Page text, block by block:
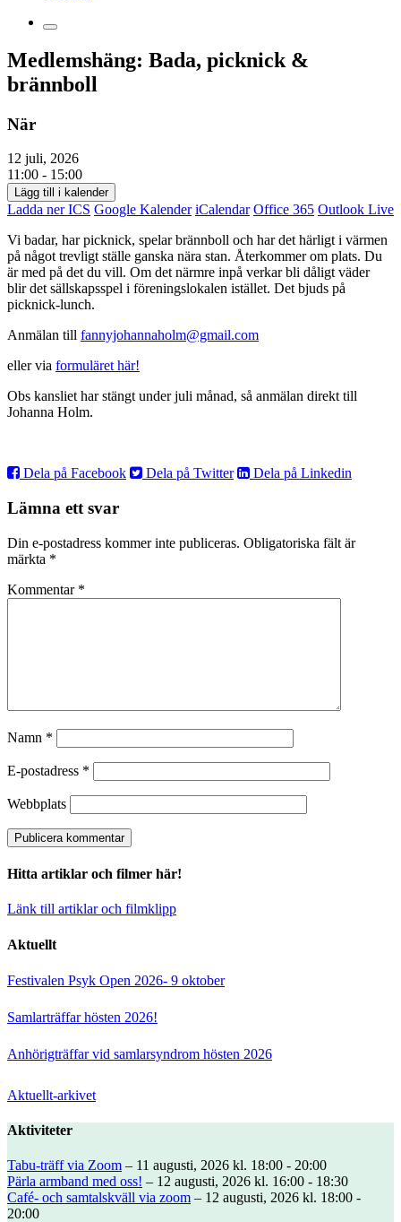
Medlemshäng: Bada, picknick &
brännboll
När
12 juli, 2026
11:00 - 15:00
Lägg till i kalender
Ladda ner ICS Google Kalender iCalendar Office 365 Outlook Live
Vi badar, har picknick, spelar brännboll och har det härligt i värmen
på något trevligt ställe ganska nära stan. Återkommer om plats. Du
är med på det du vill. Om det närmre inpå verkar bli dåligt väder
blir det sällskapsspel i föreningslokalen istället. Det bjuds på
picknick-lunch.
Anmälan till fannyjohannaholm@gmail.com
eller via formuläret här!
Obs kansliet har stängt under juli månad, så anmälan direkt till
Johanna Holm.
Dela på Facebook Dela på Twitter Dela på Linkedin
Lämna ett svar
Din e-postadress kommer inte publiceras. Obligatoriska fält är
märkta *
Kommentar *
Namn *
E-postadress *
Webbplats
Hitta artiklar och filmer här!
Länk till artiklar och filmklipp
Aktuellt
Festivalen Psyk Open 2026- 9 oktober
Samlarträffar hösten 2026!
Anhörigträffar vid samlarsyndrom hösten 2026
Aktuellt-arkivet
Aktiviteter
Tabu-träff via Zoom – 11 augusti, 2026 kl. 18:00 - 20:00
Pärla armband med oss! – 12 augusti, 2026 kl. 16:00 - 18:30
Café- och samtalskväll via zoom – 12 augusti, 2026 kl. 18:00 -
20:00